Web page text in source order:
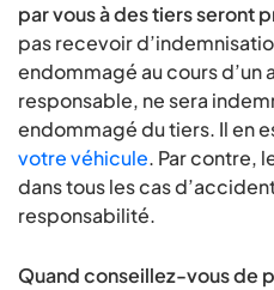
par vous à des tiers seront
pas recevoir
endommagé au cours
responsable, ne sera
endommagé du tiers. Il en
votre véhicule. Par contre,
dans tous les cas
responsabilité.
Quand conseillez-vous de